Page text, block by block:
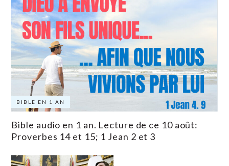
BIBLE EN 1 AN
Bible audio en 1 an. Lecture de ce 10 août:
Proverbes 14 et 15; 1 Jean 2 et 3